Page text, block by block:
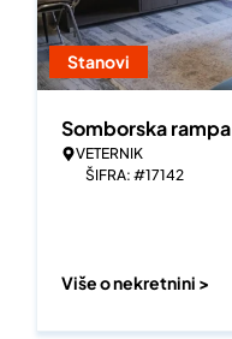
Stanovi
Somborska rampa
VETERNIK
ŠIFRA: #17142
Više o nekretnini >